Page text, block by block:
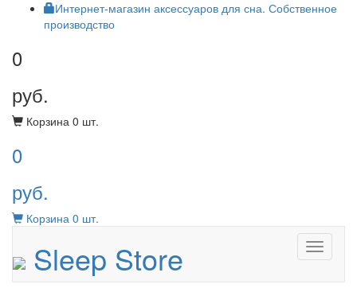
Интернет-магазин аксессуаров для сна. Собственное
производство
0
руб.
Корзина 0 шт.
0
руб.
Корзина 0 шт.
Menu
Sleep Store